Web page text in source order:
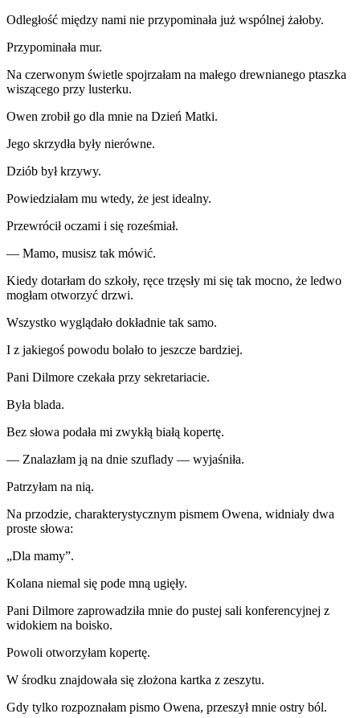
Odległość między nami nie przypominała już wspólnej żałoby.
Przypominała mur.
Na czerwonym świetle spojrzałam na małego drewnianego ptaszka
wiszącego przy lusterku.
Owen zrobił go dla mnie na Dzień Matki.
Jego skrzydła były nierówne.
Dziób był krzywy.
Powiedziałam mu wtedy, że jest idealny.
Przewrócił oczami i się roześmiał.
— Mamo, musisz tak mówić.
Kiedy dotarłam do szkoły, ręce trzęsły mi się tak mocno, że ledwo
mogłam otworzyć drzwi.
Wszystko wyglądało dokładnie tak samo.
I z jakiegoś powodu bolało to jeszcze bardziej.
Pani Dilmore czekała przy sekretariacie.
Była blada.
Bez słowa podała mi zwykłą białą kopertę.
— Znalazłam ją na dnie szuflady — wyjaśniła.
Patrzyłam na nią.
Na przodzie, charakterystycznym pismem Owena, widniały dwa
proste słowa:
„Dla mamy”.
Kolana niemal się pode mną ugięły.
Pani Dilmore zaprowadziła mnie do pustej sali konferencyjnej z
widokiem na boisko.
Powoli otworzyłam kopertę.
W środku znajdowała się złożona kartka z zeszytu.
Gdy tylko rozpoznałam pismo Owena, przeszył mnie ostry ból.